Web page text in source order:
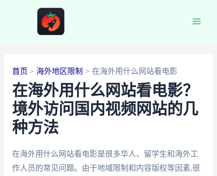
首页 海外地区限制 在海外用什么网站看电影
在海外用什么网站看电影？
境外访问国内视频网站的几
种方法
在海外用什么网站看电影是很多华人、留学生和海外工
作人员的常见问题。由于地域限制和内容版权等因素,很